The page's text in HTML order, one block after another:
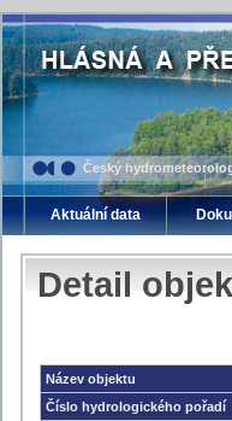
Český
Aktuální data
Detail
Název objektu
Číslo hydrologického pořadí